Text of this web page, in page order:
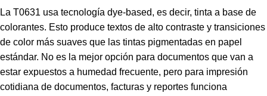
La T0631 usa tecnología dye-based, es decir, tinta a base de
colorantes. Esto produce textos de alto contraste y transiciones
de color más suaves que las tintas pigmentadas en papel
estándar. No es la mejor opción para documentos que van a
estar expuestos a humedad frecuente, pero para impresión
cotidiana de documentos, facturas y reportes funciona